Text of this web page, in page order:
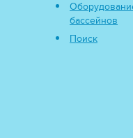
бассейнов
Поиск